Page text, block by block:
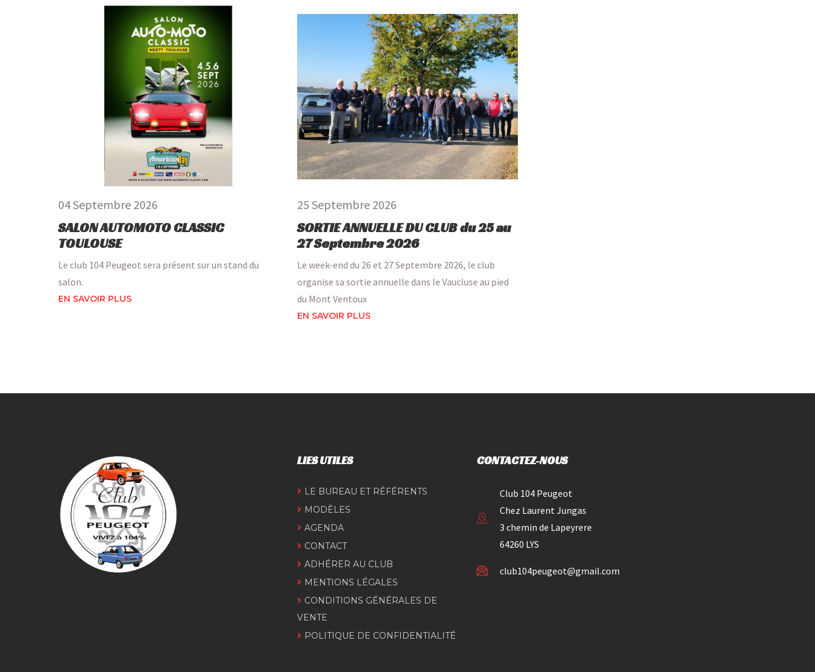
04 Septembre 2026
SALON AUTOMOTO CLASSIC
TOULOUSE
Le club 104 Peugeot sera présent sur un stand du
salon.
EN SAVOIR PLUS
25 Septembre 2026
SORTIE ANNUELLE DU CLUB du 25 au
27 Septembre 2026
Le week-end du 26 et 27 Septembre 2026, le club
organise sa sortie annuelle dans le Vaucluse au pied
du Mont Ventoux
EN SAVOIR PLUS
LIES UTILES
LE BUREAU ET RÉFÉRENTS
MODÈLES
AGENDA
CONTACT
ADHÉRER AU CLUB
MENTIONS LÉGALES
CONDITIONS GÉNÉRALES DE
VENTE
POLITIQUE DE CONFIDENTIALITÉ
CONTACTEZ-NOUS
Club 104 Peugeot
Chez Laurent Jungas
3 chemin de Lapeyrere
64260 LYS
club104peugeot@gmail.com